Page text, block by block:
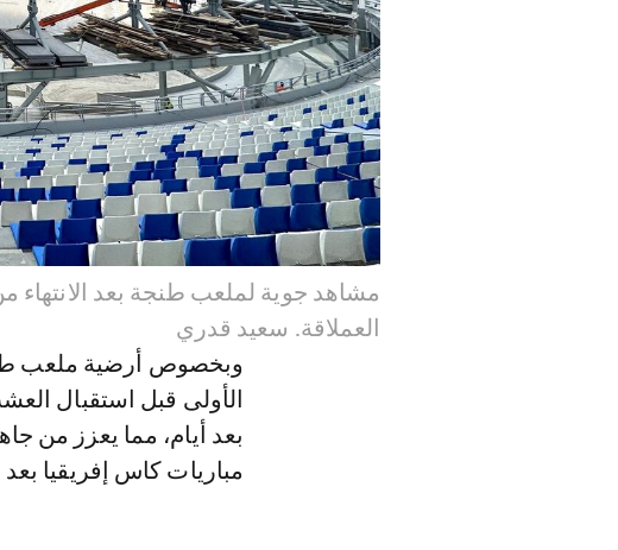
مشاهد جوية لملعب طنجة بعد
العملاقة. سعيد قدري
وبخصوص أرضية ملعب
الأولى قبل استقبال
بعد أيام، مما يعزز من
مباريات كاس إفريقيا